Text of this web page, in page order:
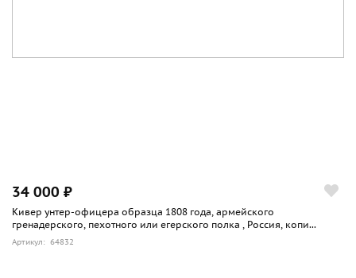
34 000 ₽
Кивер унтер-офицера образца 1808 года, армейского
гренадерского, пехотного или егерского полка , Россия, копи...
Артикул: 64832